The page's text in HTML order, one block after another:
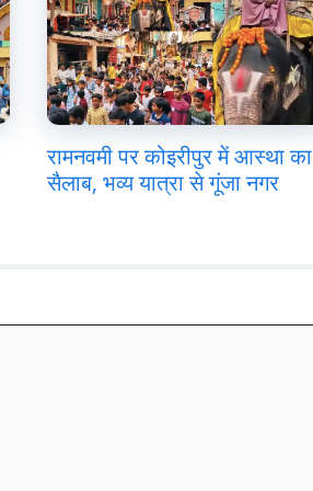
रामनवमी पर कोइरीपुर में आस्था का
सैलाब, भव्य यात्रा से गूंजा नगर